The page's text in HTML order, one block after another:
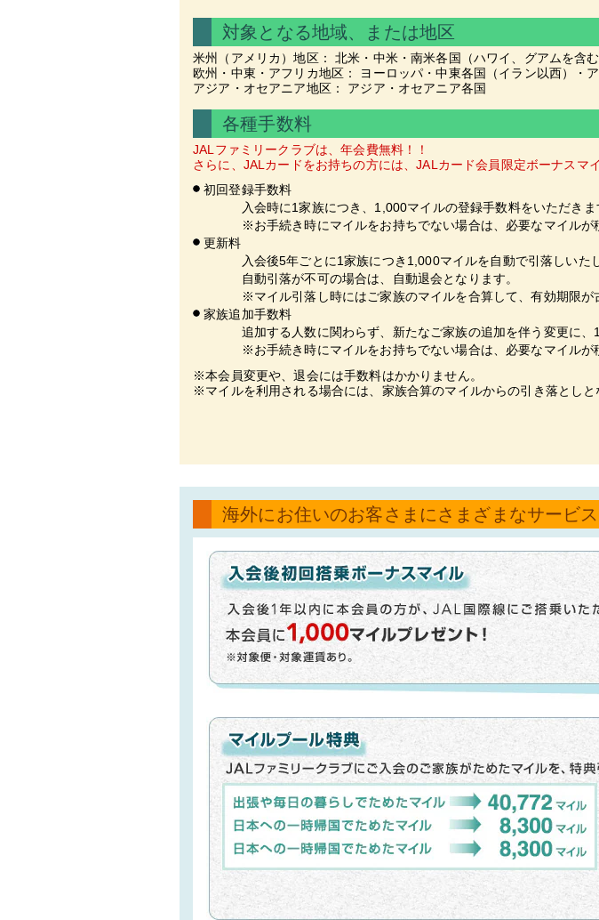
対象となる地域、または地区
米州（アメリカ）地区： 北米・中米・南米各国（ハワイ、グアムを含む
欧州・中東・アフリカ地区： ヨーロッパ・中東各国（イラン以西）・
アジア・オセアニア地区： アジア・オセアニア各国
各種手数料
JALファミリークラブは、年会費無料！！
さらに、JALカードをお持ちの方には、JALカード会員限定ボーナスマ
初回登録手数料
入会時に1家族につき、1,000マイルの登録手数料をいただきま
※お手続き時にマイルをお持ちでない場合は、必要なマイルが積
更新料
入会後5年ごとに1家族につき1,000マイルを自動で引落しいたし
自動引落が不可の場合は、自動退会となります。
※マイル引落し時にはご家族のマイルを合算して、有効期限が古
家族追加手数料
追加する人数に関わらず、新たなご家族の追加を伴う変更に、1
※お手続き時にマイルをお持ちでない場合は、必要なマイルが積
※本会員変更や、退会には手数料はかかりません。
※マイルを利用される場合には、家族合算のマイルからの引き落としと
海外にお住いのお客さまにさまざまなサービ